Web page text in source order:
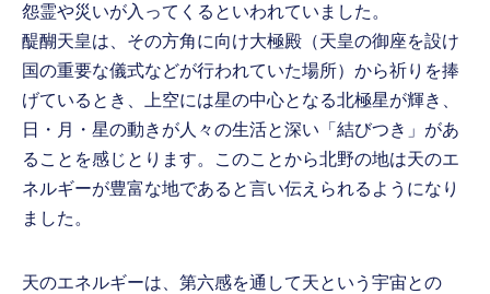
怨霊や災いが入ってくるといわれていました。
醍醐天皇は、その方角に向け大極殿（天皇の御座を設け
国の重要な儀式などが行われていた場所）から祈りを捧
げているとき、上空には星の中心となる北極星が輝き、
日・月・星の動きが人々の生活と深い「結びつき」があ
ることを感じとります。このことから北野の地は天のエ
ネルギーが豊富な地であると言い伝えられるようになり
ました。
天のエネルギーは、第六感を通して天という宇宙との